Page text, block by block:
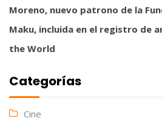
Moreno, nuevo patrono de la
Maku, incluida en el registro de
the World
Categorías
Cine